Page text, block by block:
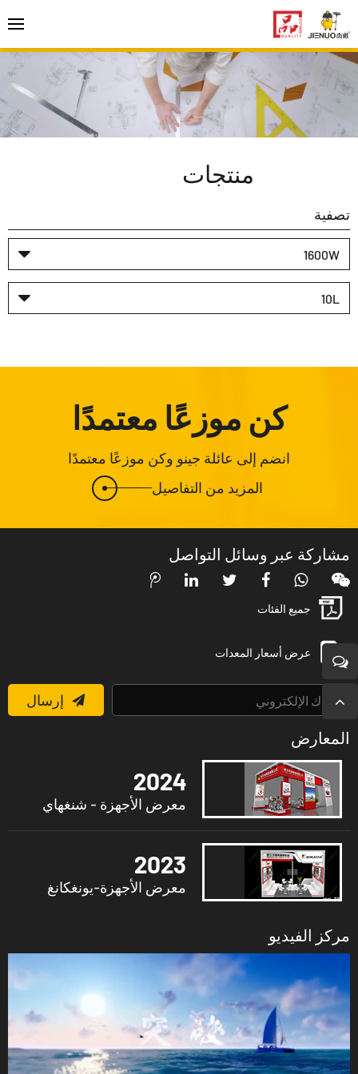
منتجات
تصفية
1600W
10L
كن موزعًا معتمدًا
انضم إلى عائلة جينو وكن موزعًا معتمدًا
المزيد من التفاصيل
مشاركة عبر وسائل التواصل
جميع الفئات
عرض أسعار المعدات
إرسال
المعارض
2024
معرض الأجهزة - شنغهاي
2023
معرض الأجهزة-يونغكانغ
مركز الفيديو